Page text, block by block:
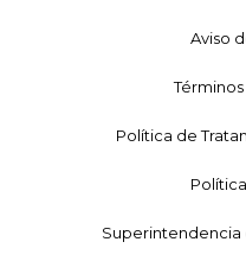
Aviso
Política de
Superintendencia